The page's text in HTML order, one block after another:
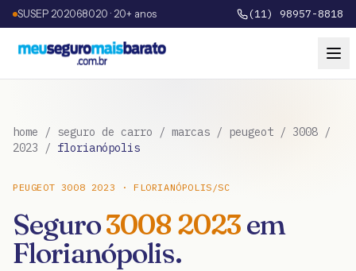
SUSEP 202068020 · 20+ anos (11) 98957-8818
home / seguro de carro / marcas / peugeot / 3008 /
2023 / florianópolis
PEUGEOT 3008 2023 ·FLORIANÓPOLIS /SC
Seguro30082023em
Florianópolis.